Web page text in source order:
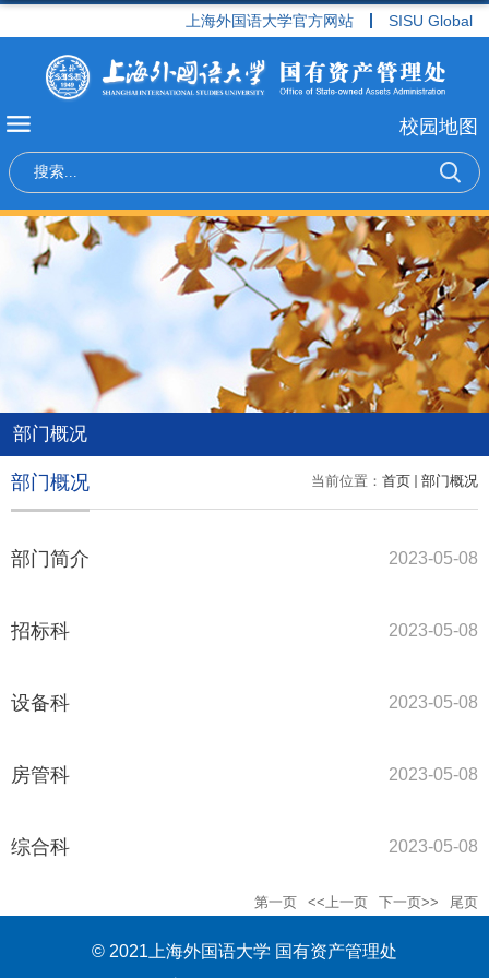
上海外国语大学官方网站 SISU Global
校园地图
部门概况
当前位置： 首页 部门概况
部门概况
部门简介 2023-05-08
招标科 2023-05-08
设备科 2023-05-08
房管科 2023-05-08
综合科 2023-05-08
第一页 <<上一页 下一页>> 尾页
© 2021上海外国语大学 国有资产管理处